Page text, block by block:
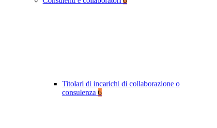
Titolari di incarichi di collaborazione o
consulenza 6